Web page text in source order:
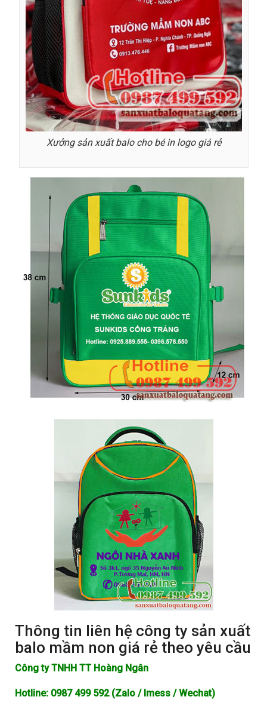
Xưởng sản xuất balo cho bé in logo giá rẻ
Thông tin liên hệ công ty sản xuất
balo mầm non giá rẻ theo yêu cầu
Công ty TNHH TT Hoàng Ngân
Hotline: 0987 499 592 (Zalo / Imess / Wechat)